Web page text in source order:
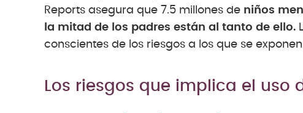
Reports asegura que 7.5 millones de niños
la mitad de los padres están al tanto de ello.
conscientes de los riesgos a los que se
Los riesgos que implica el uso